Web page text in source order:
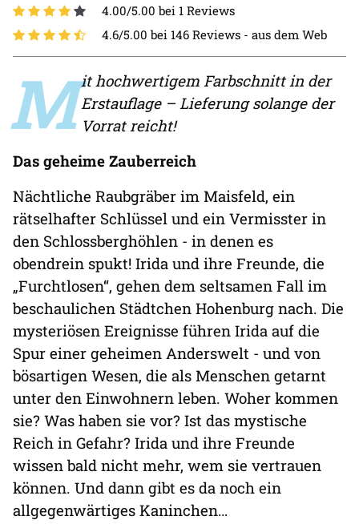
4.00/5.00 bei 1 Reviews
4.6/5.00 bei 146 Reviews - aus dem Web
M it hochwertigem Farbschnitt in der
Erstauflage – Lieferung solange der
Vorrat reicht!
Das geheime Zauberreich
Nächtliche Raubgräber im Maisfeld, ein
rätselhafter Schlüssel und ein Vermisster in
den Schlossberghöhlen - in denen es
obendrein spukt! Irida und ihre Freunde, die
„Furchtlosen“, gehen dem seltsamen Fall im
beschaulichen Städtchen Hohenburg nach. Die
mysteriösen Ereignisse führen Irida auf die
Spur einer geheimen Anderswelt - und von
bösartigen Wesen, die als Menschen getarnt
unter den Einwohnern leben. Woher kommen
sie? Was haben sie vor? Ist das mystische
Reich in Gefahr? Irida und ihre Freunde
wissen bald nicht mehr, wem sie vertrauen
können. Und dann gibt es da noch ein
allgegenwärtiges Kaninchen…